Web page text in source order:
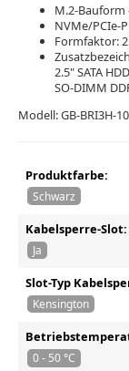
M.2-
NVMe/PCIe-
Formfaktor:
2.5" SATA
SO-DIMM
Modell: GB-BRI3H-
Produktfarbe:
Schwarz
Kabelsperre-Slot:
Ja
Slot-Typ
Kensington
0 - 50 °C